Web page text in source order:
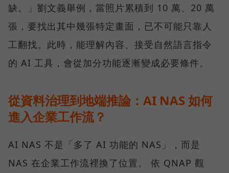
缺。」劉文義舉例，當照片累積到 10 萬、20 萬
張，要找出其中幾張特定畫面，已不可能只靠人
工翻找。此時，能理解內容、接受自然語言指令
的 AI 工具，會從加分功能逐漸變成必要條件。
從資料治理到地端推論：AI NAS 如何
進入企業工作流？
AI NAS 不是「多了 AI 功能的 NAS」，而是
NAS 在企業工作流裡換了位置。 依 QNAP 觀